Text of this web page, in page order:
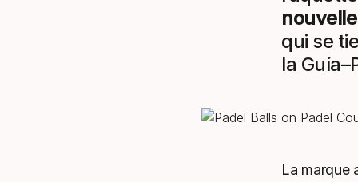
qui se
la
La marque